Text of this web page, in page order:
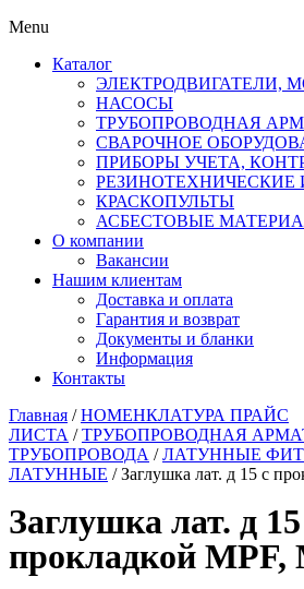
Menu
Каталог
ЭЛЕКТРОДВИГАТЕЛИ,
НАСОСЫ
ТРУБОПРОВОДНАЯ
СВАРОЧНОЕ
ПРИБОРЫ УЧЕТА,
РЕЗИНОТЕХНИЧЕСКИЕ
КРАСКОПУЛЬТЫ
АСБЕСТОВЫЕ
О компании
Вакансии
Нашим клиентам
Доставка и оплата
Гарантия и возврат
Документы и бланки
Информация
Контакты
Главная /НОМЕНКЛАТУРА ПРАЙС
ЛИСТА /ТРУБОПРОВОДНАЯ
ТРУБОПРОВОДА /ЛАТУННЫЕ
ЛАТУННЫЕ / Заглушка лат. д 15 с
Заглушка лат. д
прокладкой MPF,